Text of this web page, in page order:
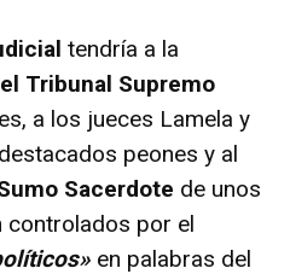
tendría a la
Tribunal Supremo
a los jueces Lamela y
peones y al
Sacerdote de unos
controlados por el
en palabras del